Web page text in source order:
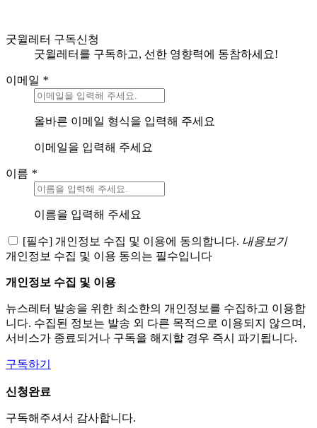
굿윌레터 구독신청
굿윌레터를 구독하고, 선한 영향력에 동참하세요!
이메일 *
올바른 이메일 형식을 입력해 주세요
이메일을 입력해 주세요
이름 *
이름을 입력해 주세요
[필수] 개인정보 수집 및 이용에 동의합니다. 내용보기
개인정보 수집 및 이용 동의는 필수입니다
개인정보 수집 및 이용
뉴스레터 발송을 위한 최소한의 개인정보를 수집하고 이용합
니다. 수집된 정보는 발송 외 다른 목적으로 이용되지 않으며,
서비스가 종료되거나 구독을 해지할 경우 즉시 파기됩니다.
구독하기
신청완료
구독해주셔서 감사합니다.